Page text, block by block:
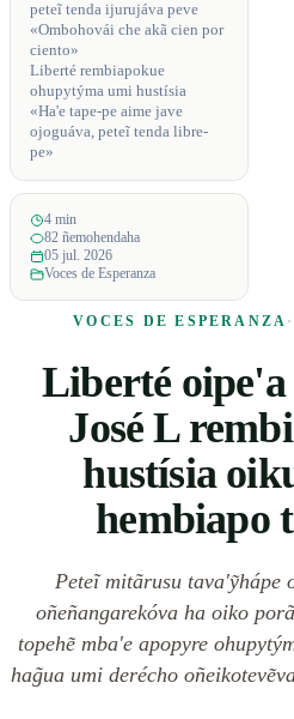
peteĩ tenda ijurujáva peve
«Ombohovái che akã cien por
ciento»
Liberté rembiapokue
ohupytýma umi hustísia
«Ha'e tape-pe aime jave
ojoguáva, peteĩ tenda libre-
pe»
4 min
82 ñemohendaha
05 jul. 2026
Voces de Esperanza
VOCES DE ESPERANZA ·
Liberté oipe'a
José L
hustísia
hembiapo
Peteĩ mitãrusu tava'ỹhápe
oñeñangarekóva ha oiko
topehẽ mba'e apopyre
hag̃ua umi derécho